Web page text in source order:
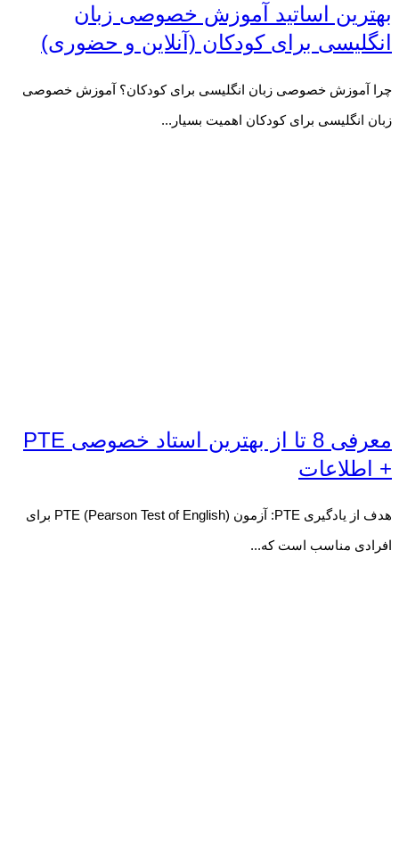
بهترین اساتید آموزش خصوصی زبان
انگلیسی برای کودکان (آنلاین و حضوری)
چرا آموزش خصوصی زبان انگلیسی برای کودکان؟ آموزش خصوصی
زبان انگلیسی برای کودکان اهمیت بسیار...
معرفی 8 تا از بهترین استاد خصوصی PTE
+ اطلاعات
هدف از یادگیری PTE: آزمون PTE (Pearson Test of English) برای
افرادی مناسب است که...